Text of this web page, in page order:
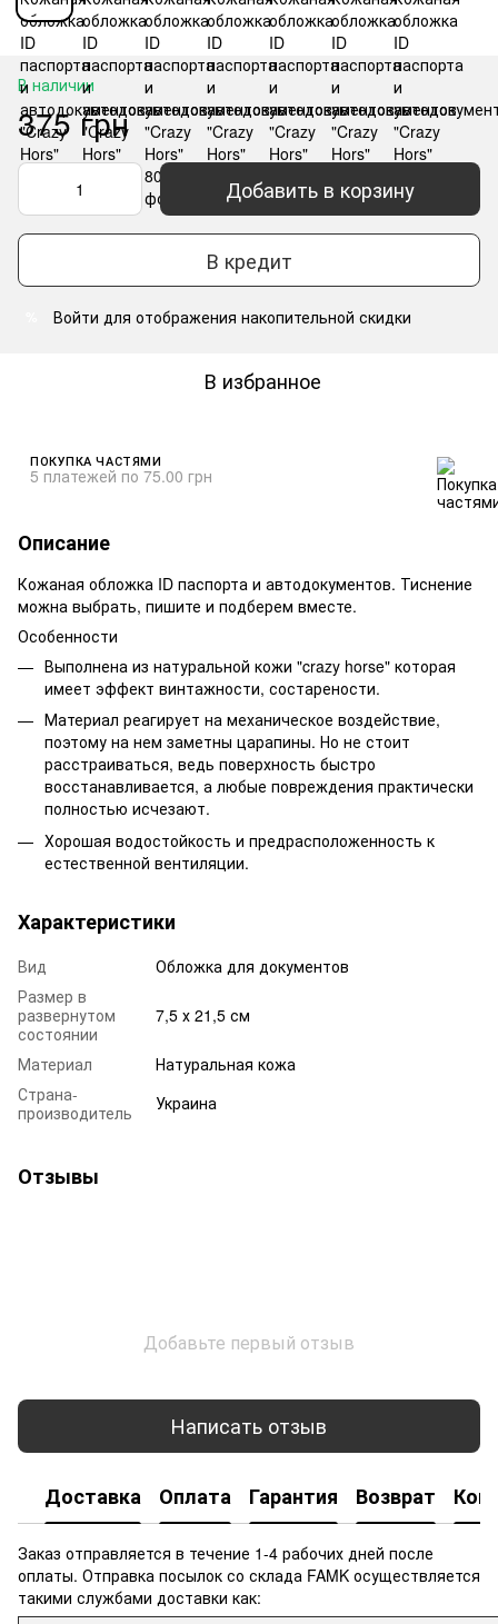
В наличии
375 грн
Добавить в корзину
В кредит
Войти для отображения накопительной скидки
В избранное
ПОКУПКА ЧАСТЯМИ
5 платежей по 75.00 грн
Описание
Кожаная обложка ID паспорта и автодокументов. Тиснение
можна выбрать, пишите и подберем вместе.
Особенности
Выполнена из натуральной кожи "crazy horse" которая
имеет эффект винтажности, состарености.
Материал реагирует на механическое воздействие,
поэтому на нем заметны царапины. Но не стоит
расстраиваться, ведь поверхность быстро
восстанавливается, а любые повреждения практически
полностью исчезают.
Хорошая водостойкость и предрасположенность к
естественной вентиляции.
Характеристики
Вид
Обложка для документов
Размер в
развернутом
состоянии
7,5 х 21,5 см
Материал
Натуральная кожа
Страна-
производитель
Украина
Отзывы
Добавьте первый отзыв
Написать отзыв
Доставка Оплата Гарантия Возврат
Заказ отправляется в течение 1-4 рабочих дней после
оплаты. Отправка посылок со склада FAMK осуществляется
такими службами доставки как: